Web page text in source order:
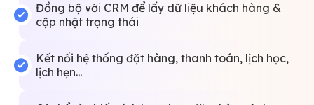
Đồng bộ với CRM để lấy dữ liệu khách hàng &
cập nhật trạng thái
Kết nối hệ thống đặt hàng, thanh toán, lịch học,
lịch hẹn...